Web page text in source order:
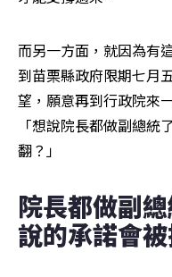
而另一方面，就因為有
到苗栗縣政府限期七月
望，願意再到行政院來
「想說院長都做副總
翻？」
院長都做副
說的承諾會